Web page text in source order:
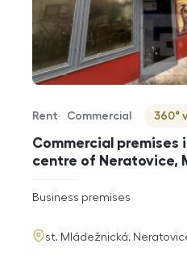
Commercial premises
centre of Neratovice,
Offer type
Rent
Property type
Commercial
Virtuální prohlídka
360°
rozměry
disposition
Business premises
adresa
st. Mládežnická,